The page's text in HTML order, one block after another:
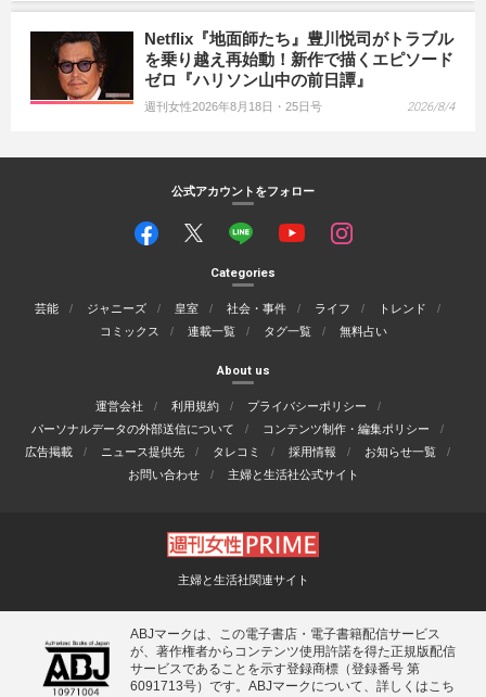
Netflix『地面師たち』豊川悦司がトラブル
を乗り越え再始動！新作で描くエピソード
ゼロ『ハリソン山中の前日譚』
週刊女性2026年8月18日・25日号 2026/8/4
公式アカウントをフォロー
Categories
芸能 ジャニーズ 皇室 社会・事件 ライフ
トレンド
コミックス
連載一覧 タグ一覧 無料占い
About us
運営会社 利用規約
プライバシーポリシー
パーソナルデータの外部送信について
コンテンツ制作・編集ポリシー
広告掲載
ニュース提供先 タレコミ 採用情報
お知らせ一覧
お問い合わせ
主婦と生活社公式サイト
主婦と生活社関連サイト
ABJマークは、この電子書店・電子書籍配信サービス
が、著作権者からコンテンツ使用許諾を得た正規版配信
サービスであることを示す登録商標（登録番号 第
6091713号）です。ABJマークについて、詳しくはこち